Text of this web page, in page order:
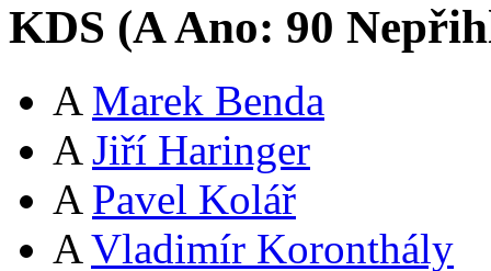
KDS (AAno: 90
A Marek Benda
A Jiří Haringer
A Pavel Kolář
A Vladimír Koronthály